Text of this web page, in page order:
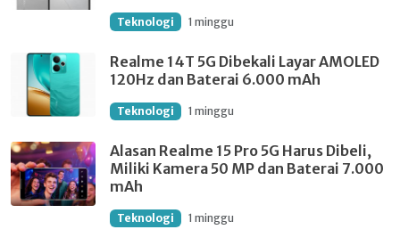
Teknologi 1 minggu
Realme 14T 5G Dibekali Layar AMOLED
120Hz dan Baterai 6.000 mAh
Teknologi 1 minggu
Alasan Realme 15 Pro 5G Harus Dibeli,
Miliki Kamera 50 MP dan Baterai 7.000
mAh
Teknologi 1 minggu